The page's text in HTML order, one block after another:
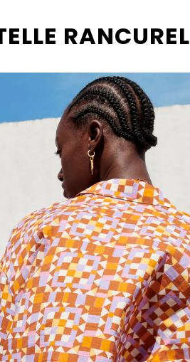
RANCUREL